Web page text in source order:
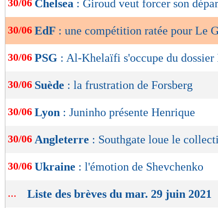
de
OK
30/06 Chelsea : Giroud veut forcer son
30/06 EdF : une compétition ratée pour Le
30/06 PSG : Al-Khelaïfi s'occupe du dossier
30/06 Suède : la frustration de Forsberg
30/06 Lyon : Juninho présente Henrique
30/06 Angleterre : Southgate loue le
30/06 Ukraine : l'émotion de Shevchenko
... Liste des brèves du mar. 29 juin 2021